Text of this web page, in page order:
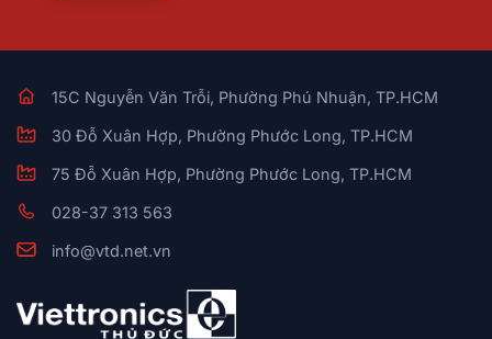
15C Nguyễn Văn Trỗi, Phường Phú Nhuận, TP.HCM
30 Đỗ Xuân Hợp, Phường Phước Long, TP.HCM
75 Đỗ Xuân Hợp, Phường Phước Long, TP.HCM
028-37 313 563
info@vtd.net.vn